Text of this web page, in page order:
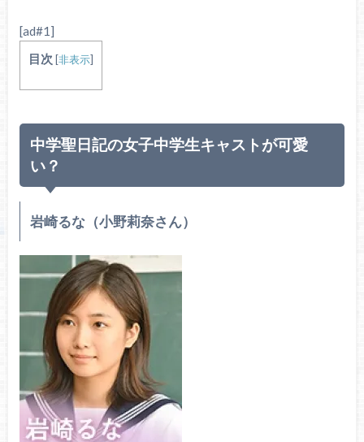
[ad#1]
目次 [非表示]
中学聖日記の女子中学生キャストが可愛
い？
岩崎るな（小野莉奈さん）